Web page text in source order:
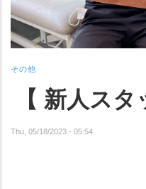
その他
【 新人ス
Thu, 05/18/2023 - 05:54